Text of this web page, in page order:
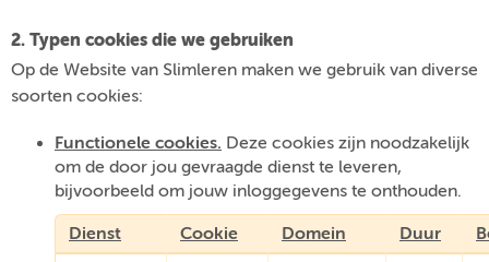
2. Typen cookies die we gebruiken
Op de Website van Slimleren maken we gebruik van diverse
soorten cookies:
Functionele cookies. Deze cookies zijn noodzakelijk
om de door jou gevraagde dienst te leveren,
bijvoorbeeld om jouw inloggegevens te onthouden.
Dienst Cookie Domein Duur